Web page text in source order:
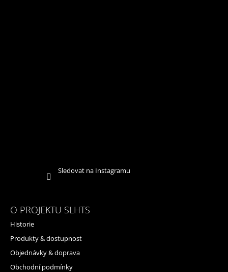
Sledovat na Instagramu
O PROJEKTU SLHTS
Historie
Produkty & dostupnost
Objednávky & doprava
Obchodní podmínky